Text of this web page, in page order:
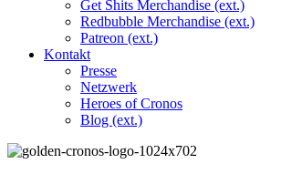
Get Shits Merchandise (ext.)
Redbubble Merchandise (ext.)
Patreon (ext.)
Kontakt
Presse
Netzwerk
Heroes of Cronos
Blog (ext.)